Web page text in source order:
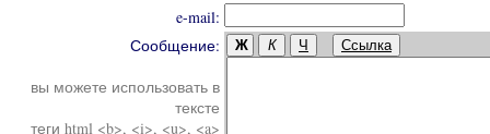
e-mail:
Сообщение:
вы можете использовать в
тексте
теги html <b>, <i>, <u>, <a>
Ж К Ч Ссылка